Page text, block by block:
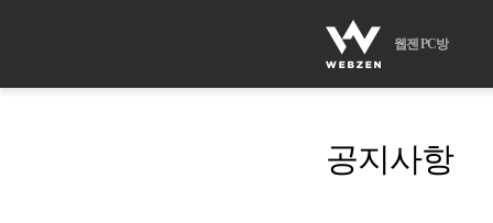
웹젠 PC방
공지사항